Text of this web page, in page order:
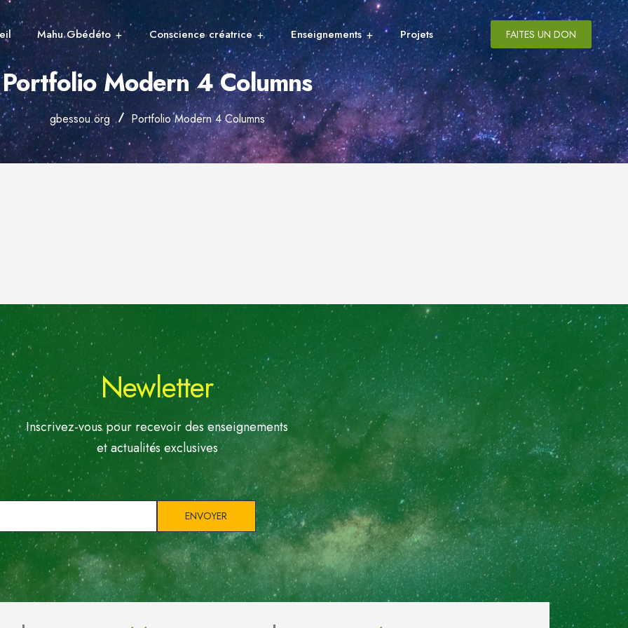
Mahu Gbédéto Conscience créatrice Enseignements Projets FAITES UN DON
Portfolio Modern 4 Columns
gbessou.org Portfolio Modern 4 Columns
Newletter
Inscrivez-vous pour recevoir des enseignements
et actualités exclusives